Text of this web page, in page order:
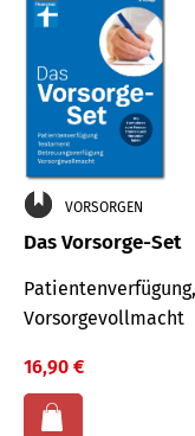
VORSORGEN
Das Vorsorge-Set
Vor­sorge­voll­macht
16,90 €